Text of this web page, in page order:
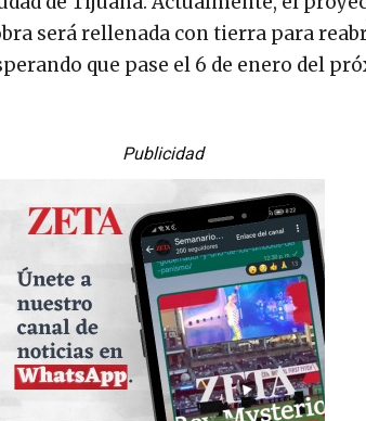
será rellenada con tierra para
que pase el 6 de enero del
Publicidad